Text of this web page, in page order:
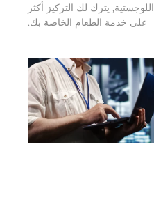
اللوجستية, يترك لك التركيز أكثر
على خدمة الطعام الخاصة بك.